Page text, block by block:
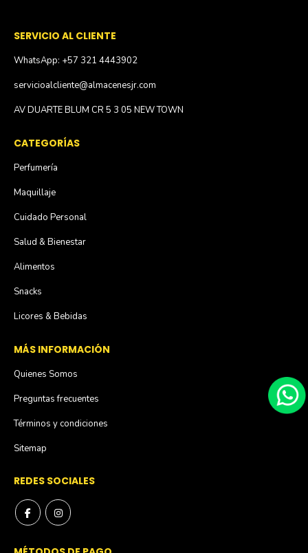
SERVICIO AL CLIENTE
WhatsApp: +57 321 4443902
servicioalcliente@almacenesjr.com
AV DUARTE BLUM CR 5 3 05 NEW TOWN
CATEGORÍAS
Perfumería
Maquillaje
Cuidado Personal
Salud & Bienestar
Alimentos
Snacks
Licores & Bebidas
MÁS INFORMACIÓN
Quienes Somos
Preguntas frecuentes
Términos y condiciones
Sitemap
REDES SOCIALES